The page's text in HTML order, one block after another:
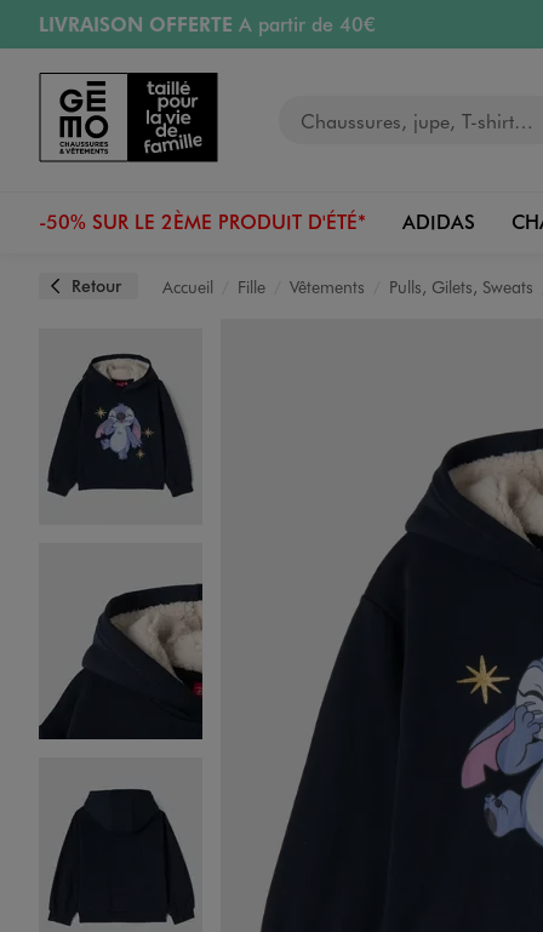
Aller au contenu principal
Aller à la navigation
LIVRAISON OFFERTE A partir de 40€
RETRAIT ET LIVRAISON OFFERTE
RÉSERVATION GRATUITE
4h en magasin
Retours OFFERTSpendant 30 jours
-50% SUR LE 2ÈME PRODUIT D'ÉTÉ* ADIDAS
Retour Accueil Fille Vêtements Pulls, Gilets, Sweats
Image 2 sur 3